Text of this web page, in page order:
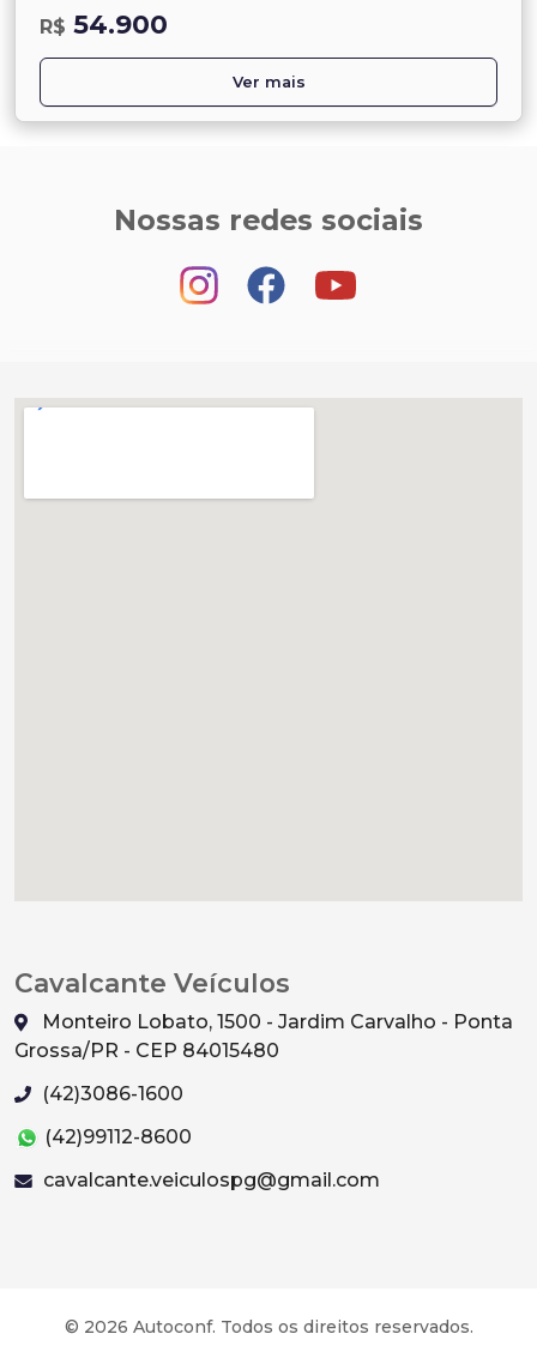
R$ 54.900
Ver mais
Nossas redes sociais
Cavalcante Veículos
Monteiro Lobato, 1500 - Jardim Carvalho - Ponta
Grossa/PR - CEP 84015480
(42)3086-1600
(42)99112-8600
cavalcante.veiculospg@gmail.com
© 2026 Autoconf. Todos os direitos reservados.